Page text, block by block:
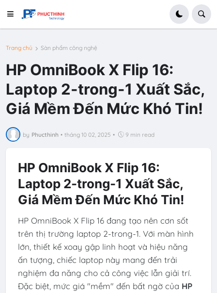
Trang chủ Sàn phẩm công nghệ
HP OmniBook X Flip 16:
Laptop 2-trong-1 Xuất Sắc,
Giá Mềm Đến Mức Khó Tin!
by Phucthinh • tháng 10 02, 2025 • 9 min read
HP OmniBook X Flip 16:
Laptop 2-trong-1 Xuất Sắc,
Giá Mềm Đến Mức Khó Tin!
HP OmniBook X Flip 16 đang tạo nên cơn sốt
trên thị trường laptop 2-trong-1. Với màn hình
lớn, thiết kế xoay gập linh hoạt và hiệu năng
ấn tượng, chiếc laptop này mang đến trải
nghiệm đa năng cho cả công việc lẫn giải trí.
Đặc biệt, mức giá "mềm" đến bất ngờ của HP